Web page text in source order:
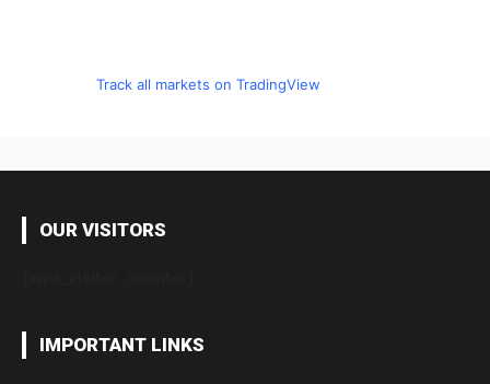
Track all markets on TradingView
OUR VISITORS
IMPORTANT LINKS